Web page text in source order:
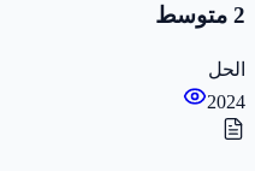
2 متوسط
الحل
2024